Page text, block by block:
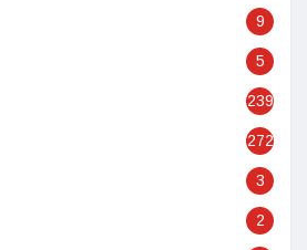
9
5
239
272
3
2